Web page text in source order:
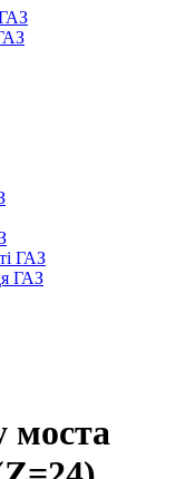
ГАЗ
ГАЗ
моста